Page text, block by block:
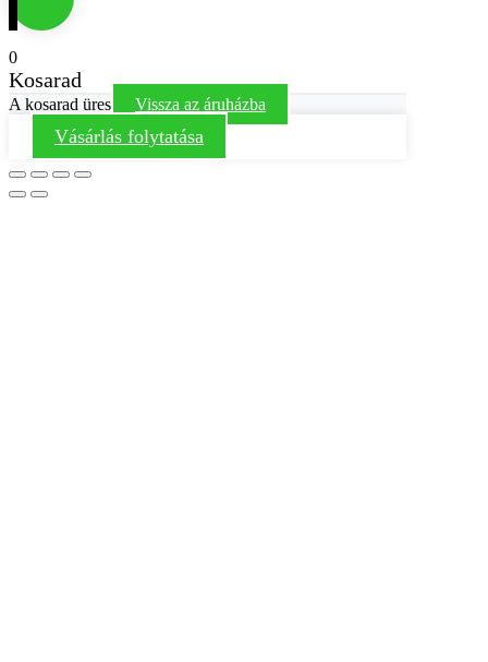
0
Kosarad
A kosarad üres Vissza az áruházba
Vásárlás folytatása